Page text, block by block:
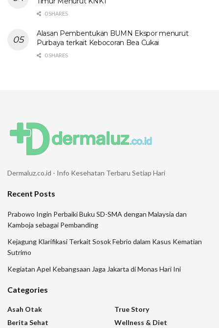
0 SHARES
Alasan Pembentukan BUMN Ekspor menurut
Purbaya terkait Kebocoran Bea Cukai
0 SHARES
Dermaluz.co.id - Info Kesehatan Terbaru Setiap Hari
Recent Posts
Prabowo Ingin Perbaiki Buku SD-SMA dengan Malaysia dan
Kamboja sebagai Pembanding
Kejagung Klarifikasi Terkait Sosok Febrio dalam Kasus Kematian
Sutrimo
Kegiatan Apel Kebangsaan Jaga Jakarta di Monas Hari Ini
Categories
Asah Otak
Berita Sehat
True Story
Wellness & Diet